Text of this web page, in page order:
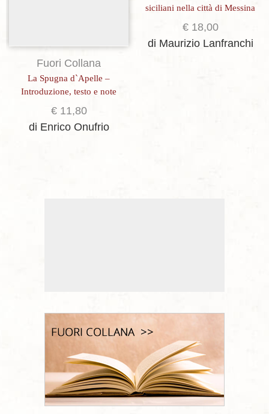
Fuori Collana
La Spugna d`Apelle –
Introduzione, testo e note
€11,80
di Enrico Onufrio
siciliani nella città di Messina
€18,00
di Maurizio Lanfranchi